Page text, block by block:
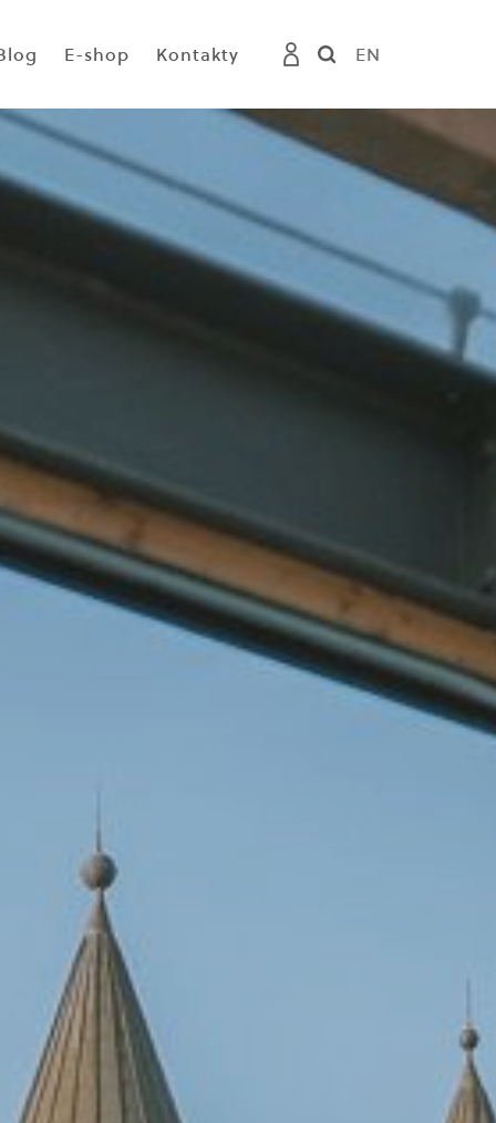
E-shop Kontakty CS
EN